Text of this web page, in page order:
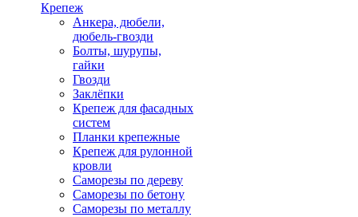
Крепеж
Анкера, дюбели,
дюбель-гвозди
Болты, шурупы,
гайки
Гвозди
Заклёпки
Крепеж для фасадных
систем
Планки крепежные
Крепеж для рулонной
кровли
Саморезы по дереву
Саморезы по бетону
Саморезы по металлу